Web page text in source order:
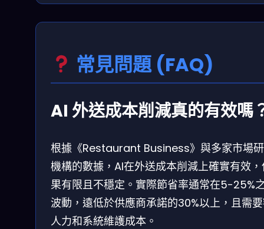
常見問題 (FAQ)
AI 外送成本削減真的有效嗎
根據《Restaurant Business》與多家市場
機構的數據，AI在外送成本削減上確實有效
果有限且不穩定。實際節省率通常在5-25%
波動，遠低於供應商承諾的30%以上，且需
人力和系統維護成本。